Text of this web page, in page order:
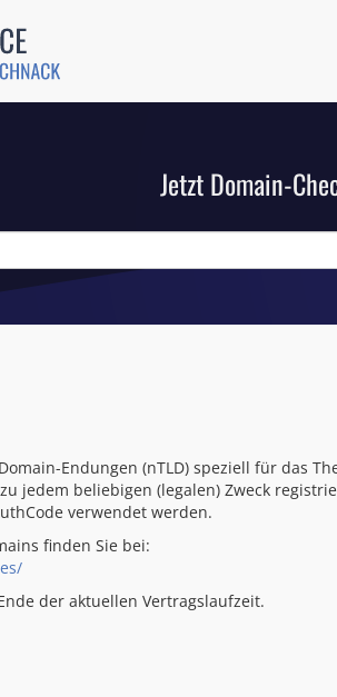
Jetzt Domain-
Endungen (nTLD) speziell für das
jedem beliebigen (legalen) Zweck
verwendet werden.
finden Sie bei:
der aktuellen Vertragslaufzeit.